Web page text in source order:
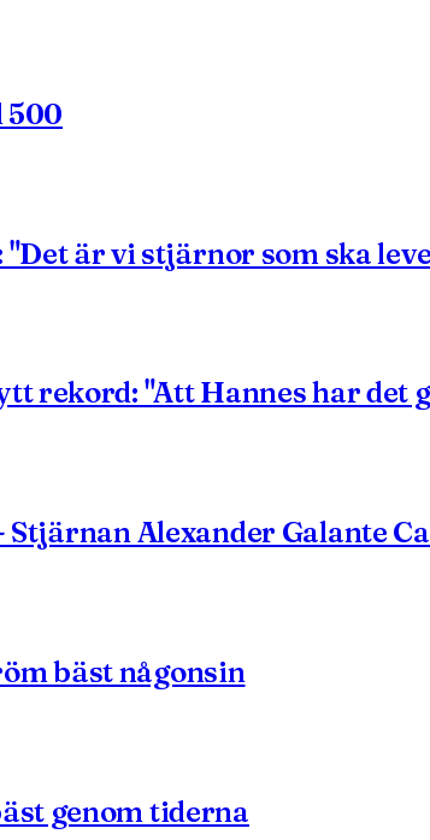
500
är vi stjärnor som ska
rekord: "Att Hannes har det
Stjärnan Alexander Galante
bäst någonsin
genom tiderna